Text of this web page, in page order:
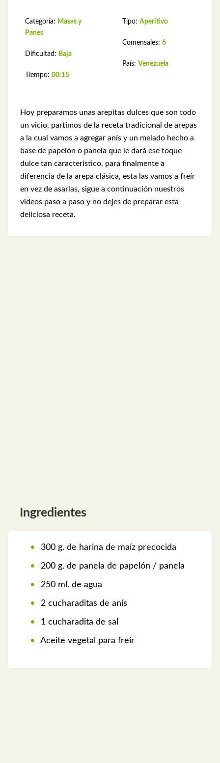
Categoría: Masas y
Panes
Dificultad: Baja
Tiempo: 00:15
Tipo: Aperitivo
Comensales: 6
País: Venezuela
Hoy preparamos unas arepitas dulces que son todo
un vicio, partimos de la receta tradicional de arepas
a la cual vamos a agregar anís y un melado hecho a
base de papelón o panela que le dará ese toque
dulce tan caracteristico, para finalmente a
diferencia de la arepa clásica, esta las vamos a freír
en vez de asarlas, sigue a continuación nuestros
videos paso a paso y no dejes de preparar esta
deliciosa receta.
Ingredientes
300 g. de harina de maíz precocida
200 g. de panela de papelón / panela
250 ml. de agua
2 cucharaditas de anís
1 cucharadita de sal
Aceite vegetal para freír